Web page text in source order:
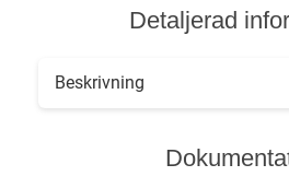
Detaljerad
Beskrivning